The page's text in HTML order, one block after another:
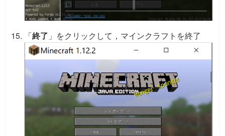
「終了 」をクリックして，マインクラフトを終了